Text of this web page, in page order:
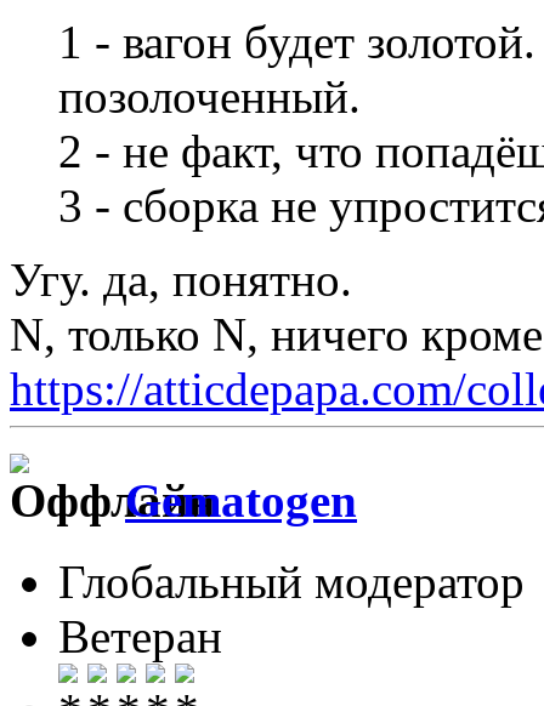
1 - вагон будет
позолоченный.
2 - не факт, что
3 - сборка не
Угу. да, понятно.
N, только N, ничего
https://atticdepapa.com/
Gematogen
Глобальный модератор
Ветеран